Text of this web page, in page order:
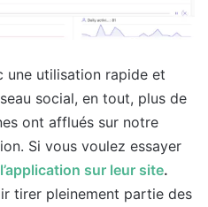
une utilisation rapide et
social, en tout, plus de
ont afflués sur notre
Si vous voulez essayer
l’application sur leur site.
tirer pleinement partie des